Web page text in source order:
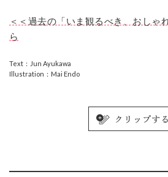
＜＜過去の「いま観るべき、おしゃ
ら
Text：Jun Ayukawa
Illustration：Mai Endo